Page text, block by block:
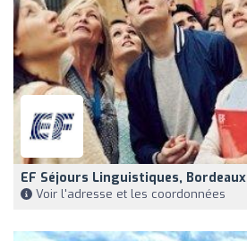
EF Séjours Linguistiques, Bordeaux
Voir l'adresse et les coordonnées